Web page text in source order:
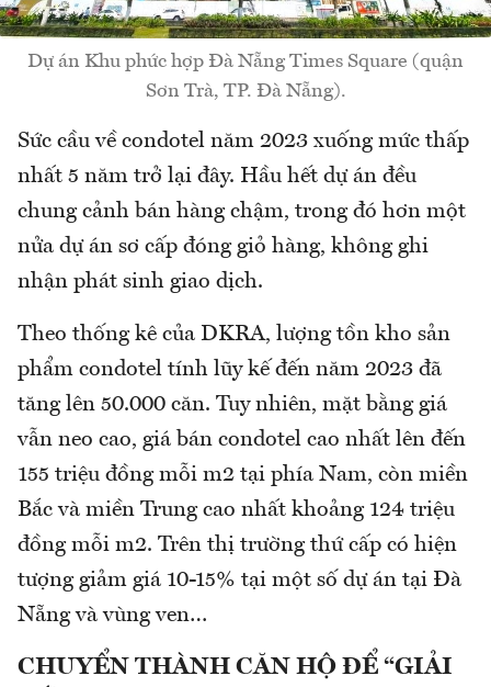
Dự án Khu phức hợp Đà Nẵng Times Square (quận
Sơn Trà, TP. Đà Nẵng).
Sức cầu về condotel năm 2023 xuống mức thấp
nhất 5 năm trở lại đây. Hầu hết dự án đều
chung cảnh bán hàng chậm, trong đó hơn một
nửa dự án sơ cấp đóng giỏ hàng, không ghi
nhận phát sinh giao dịch.
Theo thống kê của DKRA, lượng tồn kho sản
phẩm condotel tính lũy kế đến năm 2023 đã
tăng lên 50.000 căn. Tuy nhiên, mặt bằng giá
vẫn neo cao, giá bán condotel cao nhất lên đến
155 triệu đồng mỗi m2 tại phía Nam, còn miền
Bắc và miền Trung cao nhất khoảng 124 triệu
đồng mỗi m2. Trên thị trường thứ cấp có hiện
tượng giảm giá 10-15% tại một số dự án tại Đà
Nẵng và vùng ven…
CHUYỂN THÀNH CĂN HỘ ĐỂ “GIẢI